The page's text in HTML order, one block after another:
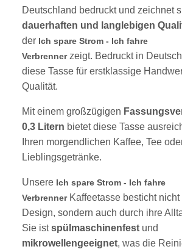
Deutschland bedruckt und zeichnet
dauerhaften und langlebigen
der Ich spare Strom - Ich fahre
Verbrennerzeigt. Bedruckt in
diese Tasse für erstklassige
Qualität.
Mit einem großzügigen
0,3 Litern bietet diese Tasse
Ihren morgendlichen Kaffee, Tee
Lieblingsgetränke.
Unsere Ich spare Strom - Ich fahre
VerbrennerKaffeetasse besticht nicht
Design, sondern auch durch ihre
Sie istspülmaschinenfest und
mikrowellengeeignet, was die